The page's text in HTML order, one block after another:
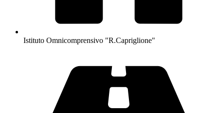
Istituto Omnicomprensivo "R.Capriglione"